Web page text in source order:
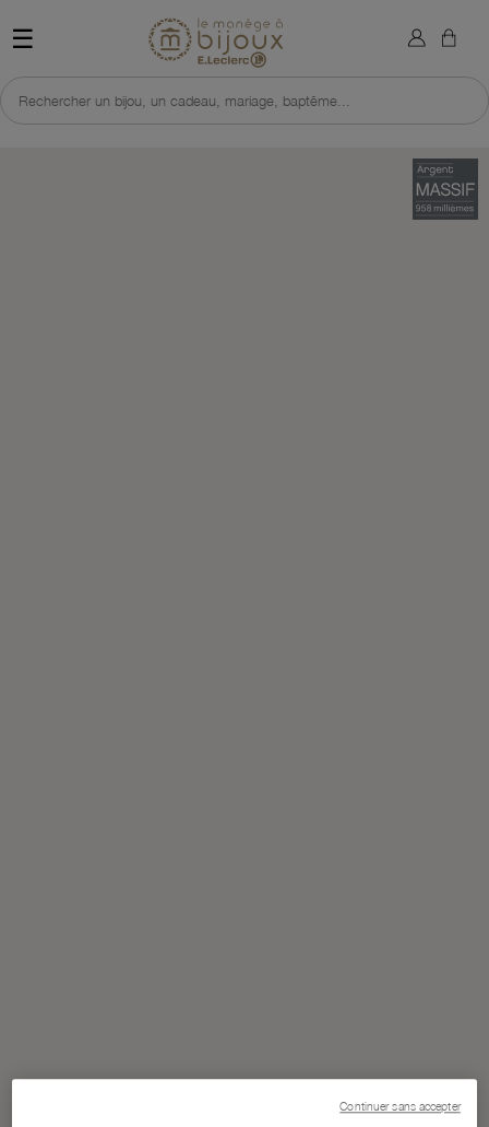
☰ Retour à l'accueil du site
Rechercher un bijou, un cadeau, mariage, baptême...
×
Continuer sans accepter